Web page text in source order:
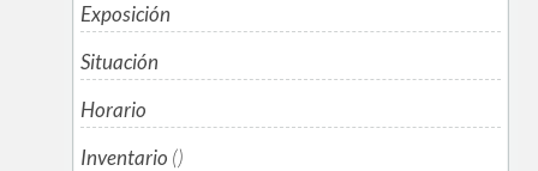
Exposición
Situación
Horario
Inventario ()